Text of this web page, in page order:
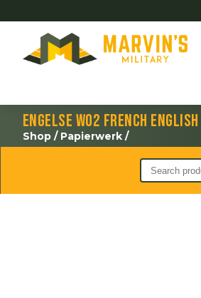
Engelse WO2 French
Shop / Papierwerk /